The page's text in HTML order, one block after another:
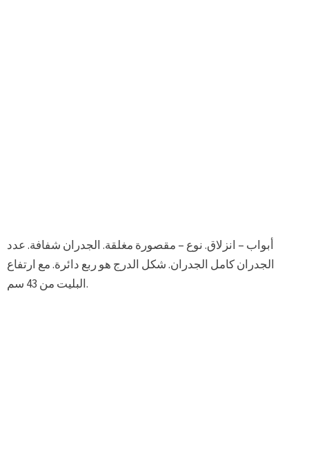
أبواب – انزلاق. نوع – مقصورة مغلقة. الجدران شفافة. عدد
الجدران كامل الجدران. شكل الدرج هو ربع دائرة. مع ارتفاع
البليت من 43 سم.